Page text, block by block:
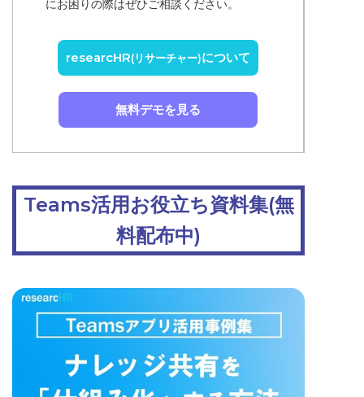
にお困りの際はぜひご相談ください。
researcHR(リサーチャー)について
無料デモを見る
Teams活用お役立ち資料集(無
料配布中)